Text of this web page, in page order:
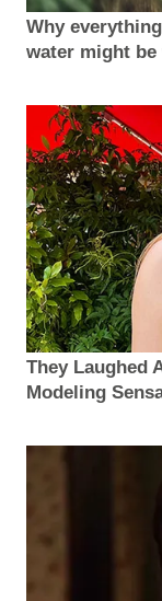
Why
water might be
They Laughed
Modeling